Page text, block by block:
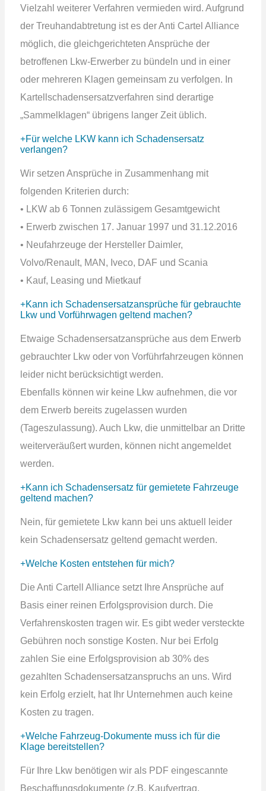
Vielzahl weiterer Verfahren vermieden wird. Aufgrund
der Treuhandabtretung ist es der Anti Cartel Alliance
möglich, die gleichgerichteten Ansprüche der
betroffenen Lkw-Erwerber zu bündeln und in einer
oder mehreren Klagen gemeinsam zu verfolgen. In
Kartellschadensersatzverfahren sind derartige
„Sammelklagen“ übrigens langer Zeit üblich.
Für welche LKW kann ich Schadensersatz
verlangen?
Wir setzen Ansprüche in Zusammenhang mit
folgenden Kriterien durch:
• LKW ab 6 Tonnen zulässigem Gesamtgewicht
• Erwerb zwischen 17. Januar 1997 und 31.12.2016
• Neufahrzeuge der Hersteller Daimler,
Volvo/Renault, MAN, Iveco, DAF und Scania
• Kauf, Leasing und Mietkauf
Kann ich Schadensersatzansprüche für gebrauchte
Lkw und Vorführwagen geltend machen?
Etwaige Schadensersatzansprüche aus dem Erwerb
gebrauchter Lkw oder von Vorführfahrzeugen können
leider nicht berücksichtigt werden.
Ebenfalls können wir keine Lkw aufnehmen, die vor
dem Erwerb bereits zugelassen wurden
(Tageszulassung). Auch Lkw, die unmittelbar an Dritte
weiterveräußert wurden, können nicht angemeldet
werden.
Kann ich Schadensersatz für gemietete Fahrzeuge
geltend machen?
Nein, für gemietete Lkw kann bei uns aktuell leider
kein Schadensersatz geltend gemacht werden.
Welche Kosten entstehen für mich?
Die Anti Cartell Alliance setzt Ihre Ansprüche auf
Basis einer reinen Erfolgsprovision durch. Die
Verfahrenskosten tragen wir. Es gibt weder versteckte
Gebühren noch sonstige Kosten. Nur bei Erfolg
zahlen Sie eine Erfolgsprovision ab 30% des
gezahlten Schadensersatzanspruchs an uns. Wird
kein Erfolg erzielt, hat Ihr Unternehmen auch keine
Kosten zu tragen.
Welche Fahrzeug-Dokumente muss ich für die
Klage bereitstellen?
Für Ihre Lkw benötigen wir als PDF eingescannte
Beschaffungsdokumente (z.B. Kaufvertrag,